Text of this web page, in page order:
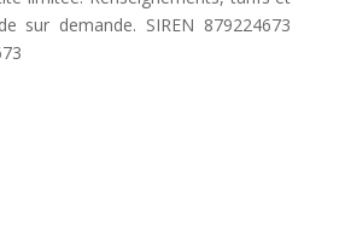
sur demande. SIREN 879224673